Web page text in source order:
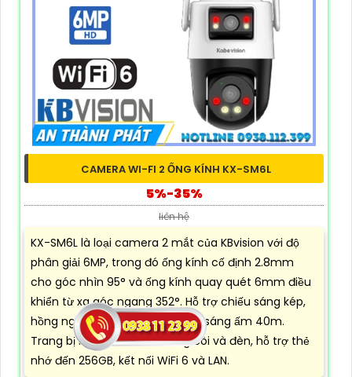
CAMERA WI-FI 2 ỐNG KÍNH KX-SM6L
5%-35%
liên hệ
KX-SM6L là loại camera 2 mắt của KBvision với độ
phân giải 6MP, trong đó ống kính cố định 2.8mm
cho góc nhìn 95° và ống kính quay quét 6mm điều
khiển từ xa góc ngang 352°. Hỗ trợ chiếu sáng kép,
hồng ngoại tối đa 50m, LED ánh sáng ấm 40m.
Trang bị micro, loa, báo động còi và đèn, hỗ trợ thẻ
nhớ đến 256GB, kết nối WiFi 6 và LAN.